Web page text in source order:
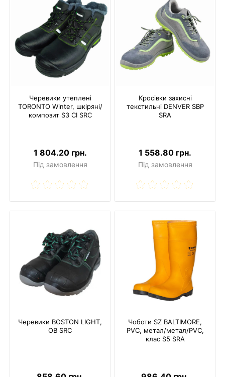
Черевики утеплені
TORONTO Winter, шкіряні/
композит S3 CI SRC
1 804.20 грн.
Під замовлення
Кросівки захисні
текстильні DENVER SBP
SRA
1 558.80 грн.
Під замовлення
Черевики BOSTON LIGHT,
OB SRC
Чоботи SZ BALTIMORE,
PVC, метал/метал/PVC,
клас S5 SRA